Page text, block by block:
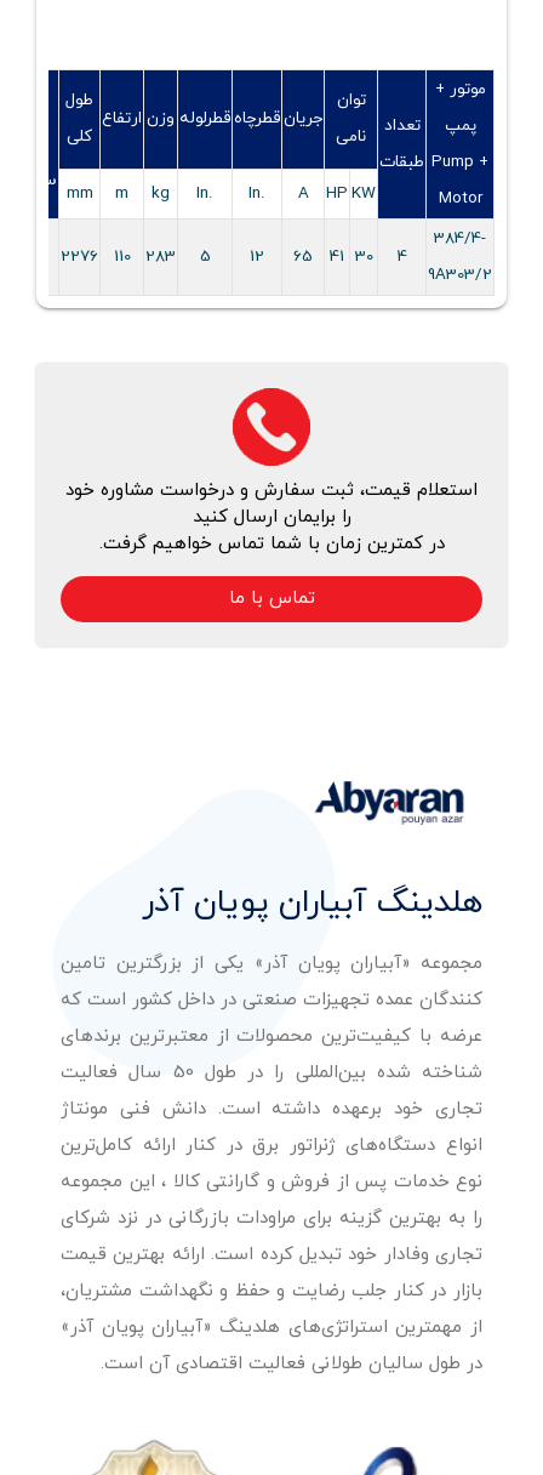
موتور +
پمپ
Pump +
Motor
تعداد
طبقات
توان
نامی
جریانقطرچاهقطرلوله وزن ارتفاع
طول
کلی
سوپاپ
KW
HP
A
.In
.In
kg
m
mm
384/4-
9A303/2
4
30
41
65
12
5
283
110
2276
استعلام قیمت، ثبت سفارش و درخواست مشاوره خود
را برایمان ارسال کنید
در کمترین زمان با شما تماس خواهیم گرفت.
تماس با ما
هلدینگ آبیاران پویان آذر
مجموعه «آبیاران پویان آذر» یکی از بزرگترین تامین
کنندگان عمده تجهیزات صنعتی در داخل کشور است که
عرضه با کیفیت‌ترین محصولات از معتبرترین برندهای
شناخته شده بین‌المللی را در طول 50 سال فعالیت
تجاری خود برعهده داشته است. دانش فنی مونتاژ
انواع دستگاه‌های ژنراتور برق در کنار ارائه کامل‌ترین
نوع خدمات پس از فروش و گارانتی کالا ، این مجموعه
را به بهترین گزینه برای مراودات بازرگانی در نزد شرکای
تجاری وفادار خود تبدیل کرده است. ارائه بهترین قیمت
بازار در کنار جلب رضایت و حفظ و نگهداشت مشتریان،
از مهمترین استراتژی‌های هلدینگ «آبیاران پویان آذر»
در طول سالیان طولانی فعالیت اقتصادی آن است.